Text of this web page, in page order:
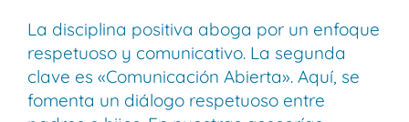
La disciplina positiva aboga por un enfoque
respetuoso y comunicativo. La segunda
clave es «Comunicación Abierta». Aquí, se
fomenta un diálogo respetuoso entre